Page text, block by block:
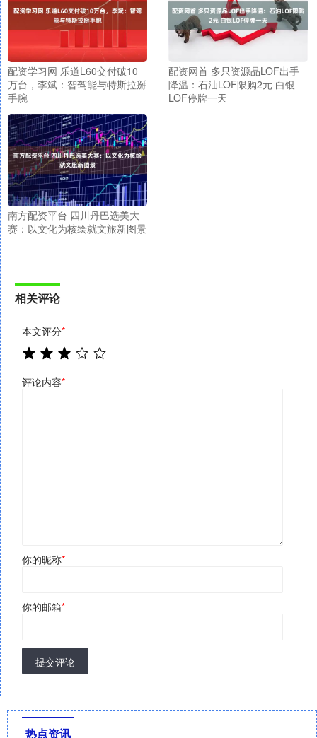
配资学习网 乐道L60交付破10
万台，李斌：智驾能与特斯拉掰
手腕
配资网首 多只资源品LOF出手
降温：石油LOF限购2元 白银
LOF停牌一天
南方配资平台 四川丹巴选美大
赛：以文化为核绘就文旅新图景
相关评论
本文评分*
评论内容*
你的昵称*
你的邮箱*
提交评论
热点资讯